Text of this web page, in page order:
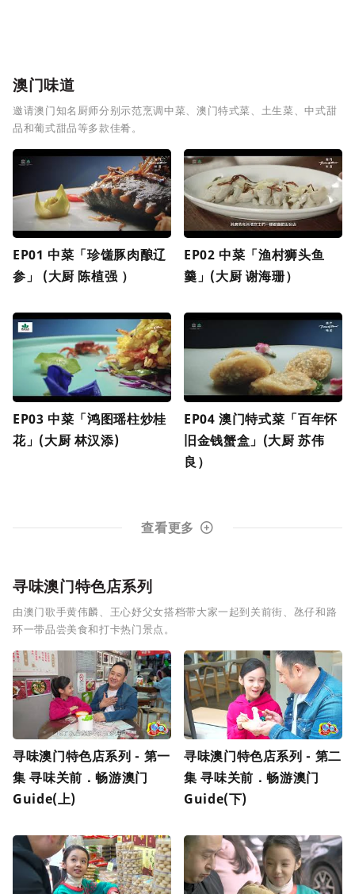
澳门味道
邀请澳门知名厨师分别示范烹调中菜、澳门特式菜、土生菜、中式甜
品和葡式甜品等多款佳肴。
EP01 中菜「珍馐豚肉酿辽
参」 (大厨 陈植强 ）
EP02 中菜「渔村狮头鱼
羹」(大厨 谢海珊）
EP03 中菜「鸿图瑶柱炒桂
花」(大厨 林汉添)
EP04 澳门特式菜「百年怀
旧金钱蟹盒」(大厨 苏伟
良）
查看更多
寻味澳门特色店系列
由澳门歌手黄伟麟、王心妤父女搭档带大家一起到关前街、氹仔和路
环一带品尝美食和打卡热门景点。
寻味澳门特色店系列 - 第一
集 寻味关前．畅游澳门
Guide(上)
寻味澳门特色店系列 - 第二
集 寻味关前．畅游澳门
Guide(下)